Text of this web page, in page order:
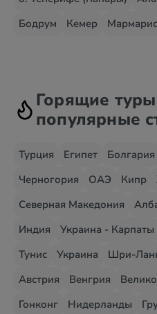
Бодрум
Кемер Мармарис
Горящие
популярные
Турция Египет Болгария
Черногория
ОАЭ Кипр
Северная Македония
Индия
Украина - Карпаты
Тунис
Украина Шри-
Австрия
Венгрия
Гонконг
Нидерланды